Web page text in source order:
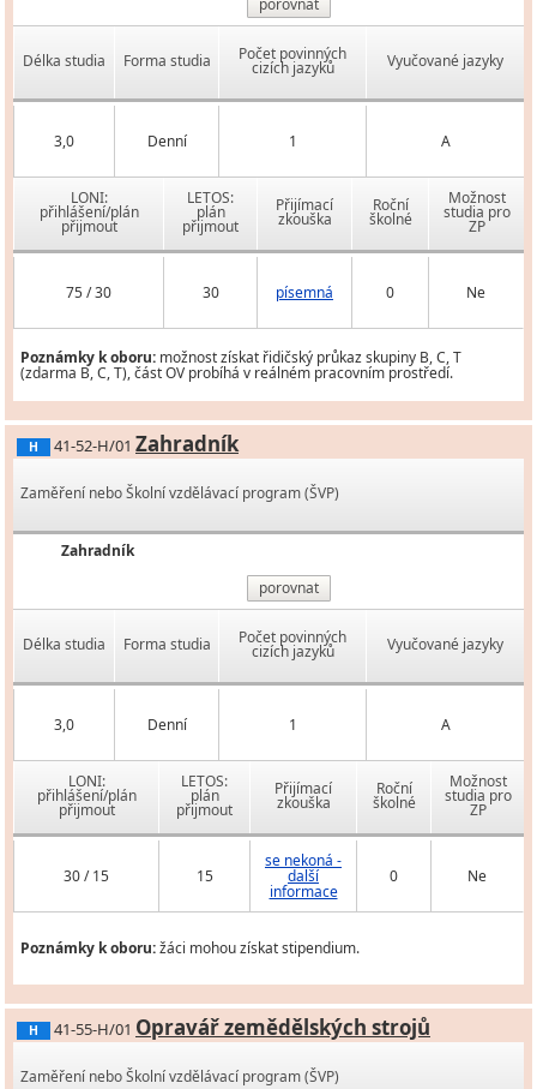
porovnat
Délka studia Forma studia Počet povinných
cizích jazyků Vyučované jazyky
3,0 Denní 1 A
LONI:
přihlášení/plán
přijmout
LETOS:
plán
přijmout
Přijímací
zkouška
Roční
školné
Možnost
studia pro
ZP
75 / 30 30 písemná 0 Ne
Poznámky k oboru: možnost získat řidičský průkaz skupiny B, C, T
(zdarma B, C, T), část OV probíhá v reálném pracovním prostředí.
H 41-52-H/01 Zahradník
Zaměření nebo Školní vzdělávací program (ŠVP)
Zahradník
porovnat
Délka studia Forma studia Počet povinných
cizích jazyků Vyučované jazyky
3,0 Denní 1 A
LONI:
přihlášení/plán
přijmout
LETOS:
plán
přijmout
Přijímací
zkouška
Roční
školné
Možnost
studia pro
ZP
30 / 15 15
se nekoná -
další
informace
0 Ne
Poznámky k oboru:žáci mohou získat stipendium.
H 41-55-H/01 Opravář zemědělských strojů
Zaměření nebo Školní vzdělávací program (ŠVP)